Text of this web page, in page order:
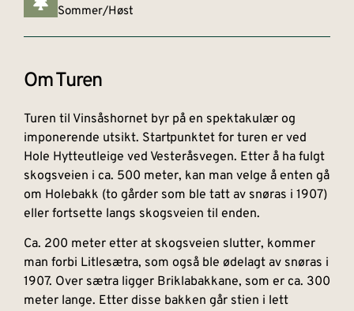
Sommer/Høst
Om Turen
Turen til Vinsåshornet byr på en spektakulær og
imponerende utsikt. Startpunktet for turen er ved
Hole Hytteutleige ved Vesteråsvegen. Etter å ha fulgt
skogsveien i ca. 500 meter, kan man velge å enten gå
om Holebakk (to gårder som ble tatt av snøras i 1907)
eller fortsette langs skogsveien til enden.
Ca. 200 meter etter at skogsveien slutter, kommer
man forbi Litlesætra, som også ble ødelagt av snøras i
1907. Over sætra ligger Briklabakkane, som er ca. 300
meter lange. Etter disse bakken går stien i lett